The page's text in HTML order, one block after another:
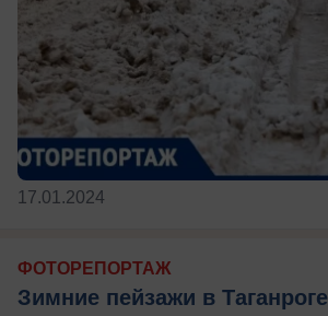
17.01.2024
ФОТОРЕПОРТАЖ
Зимние пейзажи в Таганроге